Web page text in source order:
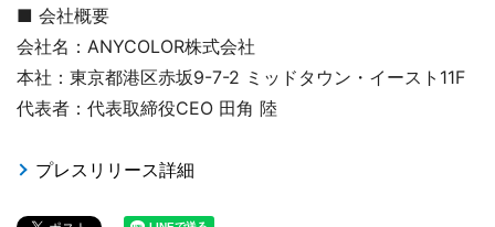
■ 会社概要
会社名：ANYCOLOR株式会社
本社：東京都港区赤坂9-7-2 ミッドタウン・イースト11F
代表者：代表取締役CEO 田角 陸
プレスリリース詳細